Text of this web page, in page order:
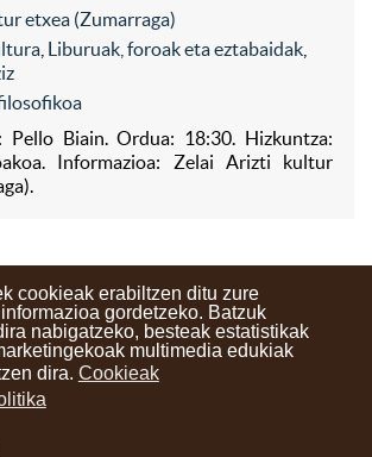
cookieak erabiltzen ditu zure
gordetzeko. Batzuk
nabigatzeko, besteak estatistikak
multimedia edukiak
dira. Cookieak
etxea (Zumarraga)
Liburuak, foroak eta eztabaidak
Pello Biain. Ordua: 18:30. Hizkuntza:
Informazioa: Zelai Arizti kultur
Erabilera baldintzak Lege oharra
Berriak
Zure iritzia